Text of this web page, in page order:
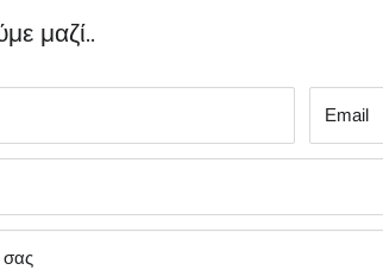
μαζί..
Εmail
σας